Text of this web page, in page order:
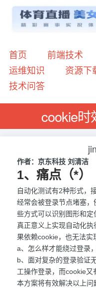
首页 前端技术
运维知识
资源下
技术问答
cookie
作者：京东科技 刘清洁
1、痛点（*）
自动化测试有2种形式，
经常会被登录节点堵塞
些方式可以识别图形和
真正意义上实现自动化
果依赖cookie，也无法实
a、怎么样才能绕过登录
b、面对复杂的登录验证
工操作登录，而cookie又
本方案将有效解决以上